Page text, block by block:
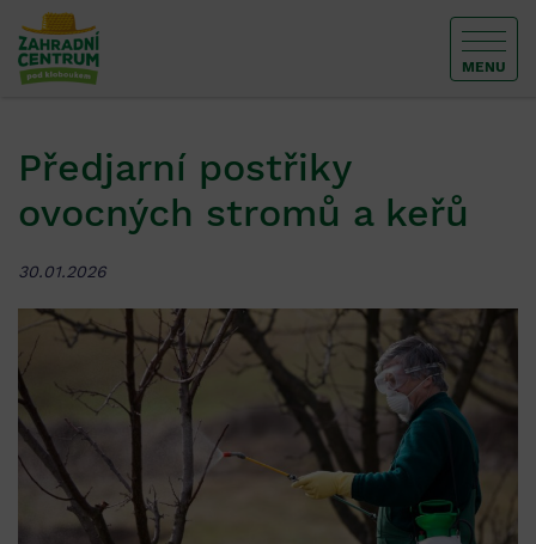
MENU
Předjarní postřiky
ovocných stromů a keřů
30.01.2026